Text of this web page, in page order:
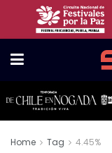
Home Tag 4.45%